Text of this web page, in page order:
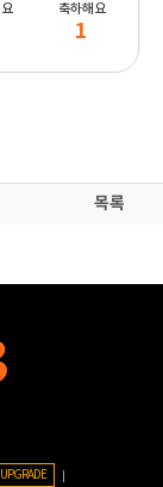
축하해요
1
목록
UPGRADE